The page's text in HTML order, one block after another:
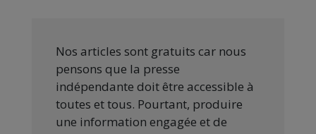
Nos articles sont gratuits car nous
pensons que la presse
indépendante doit être accessible à
toutes et tous. Pourtant, produire
une information engagée et de